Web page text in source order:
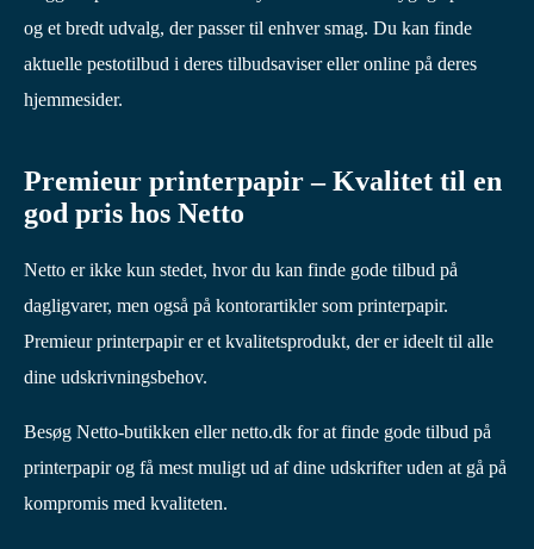
og et bredt udvalg, der passer til enhver smag. Du kan finde
aktuelle pestotilbud i deres tilbudsaviser eller online på deres
hjemmesider.
Premieur printerpapir – Kvalitet til en
god pris hos Netto
Netto er ikke kun stedet, hvor du kan finde gode tilbud på
dagligvarer, men også på kontorartikler som printerpapir.
Premieur printerpapir er et kvalitetsprodukt, der er ideelt til alle
dine udskrivningsbehov.
Besøg Netto-butikken eller netto.dk for at finde gode tilbud på
printerpapir og få mest muligt ud af dine udskrifter uden at gå på
kompromis med kvaliteten.